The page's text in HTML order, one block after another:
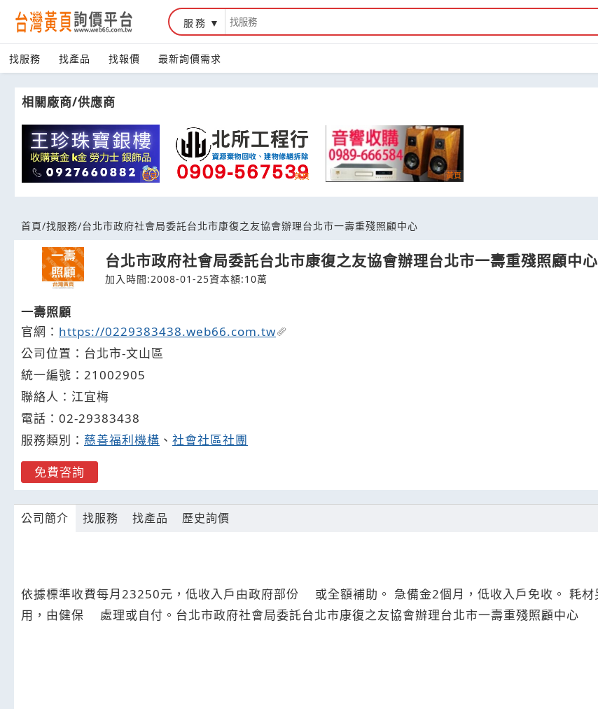
台灣黃頁詢價平台
服務
找服務 找產品 找報價 最新詢價需求
相關廠商/供應商
首頁/找服務/台北市政府社會局委託台北市康復之友協會辦理台北市一壽重殘照顧中心
台北市政府社會局委託台北市康復之友協會辦理台北市一壽重殘照顧中心
加入時間:2008-01-25資本額:10萬
一壽照顧
官網： https://0229383438.web66.com.tw
公司位置：台北市-文山區
統一編號：21002905
聯絡人：江宜梅
電話： 02-29383438
服務類別： 慈善福利機構 、 社會社區社團
免費咨詢
公司簡介 找服務 找產品 歷史詢價
依據標準收費每月23250元，低收入戶由政府部份 或全額補助。 急備金2個月，低收入戶免收。 耗材另計，實報實銷。 因病就診、住院所衍生之醫療相關費
用，由健保 處理或自付。台北市政府社會局委託台北市康復之友協會辦理台北市一壽重殘照顧中心